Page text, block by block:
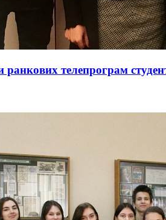
телепрограм